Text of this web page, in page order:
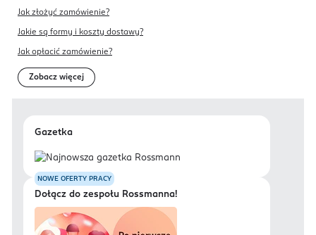
Jak złożyć zamówienie?
Jakie są formy i koszty dostawy?
Jak opłacić zamówienie?
Zobacz więcej
Gazetka
NOWE OFERTY PRACY
Dołącz do zespołu Rossmanna!